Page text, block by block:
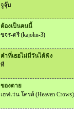
จูจุ๊บ
ต้องเป็นคนนี้
ขจร-ตรี (kajohn-3)
คำที่เธอไม่มีวันได้ฟัง
ที
ของตาย
เฮฟเว่น โครส์ (Heaven Crows)